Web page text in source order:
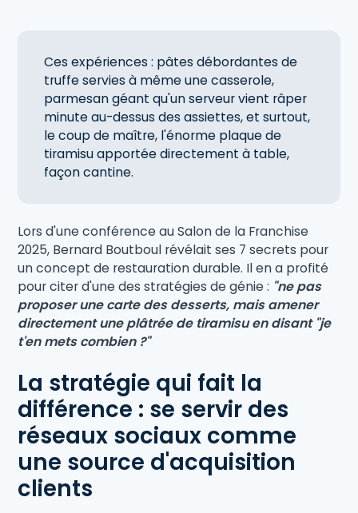
Ces expériences : pâtes débordantes de
truffe servies à même une casserole,
parmesan géant qu'un serveur vient râper
minute au-dessus des assiettes, et surtout,
le coup de maître, l'énorme plaque de
tiramisu apportée directement à table,
façon cantine.
Lors d'une conférence au Salon de la Franchise
2025, Bernard Boutboul révélait ses 7 secrets pour
un concept de restauration durable. Il en a profité
pour citer d'une des stratégies de génie : "ne pas
proposer une carte des desserts, mais amener
directement une plâtrée de tiramisu en disant "je
t'en mets combien ?"
La stratégie qui fait la
différence : se servir des
réseaux sociaux comme
une source d'acquisition
clients